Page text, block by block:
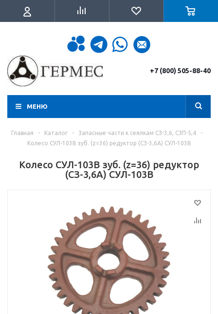
+7 (800) 505-88-40
МЕНЮ
Главная - Каталог - Запасные части к сеялкам СЗ-3,6, СЗП-5,4
-
Колесо СУЛ-103В зуб. (z=36) редуктор (СЗ-3,6А) СУЛ-103В
Колесо СУЛ-103В зуб. (z=36) редуктор
(СЗ-3,6А) СУЛ-103В